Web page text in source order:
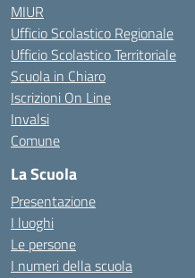
MIUR
Ufficio Scolastico Regionale
Ufficio Scolastico Territoriale
Scuola in Chiaro
Iscrizioni On Line
Invalsi
Comune
La Scuola
Presentazione
I luoghi
Le persone
I numeri della scuola